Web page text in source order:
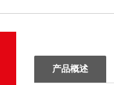
密封条NBR /
产品概述